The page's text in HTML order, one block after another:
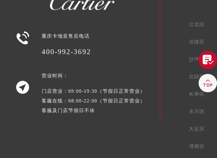
 重庆卡地亚售后电话
400-992-3692

营业时间：
门店营业：09:00-19:30（节假日正常营业）
客服在线：08:00-22:00（节假日正常营业）
客服及门店节假日不休
江北区
涪陵区
沙坪坝区
北碚区
长寿区
永川区
大足区
潼南区

